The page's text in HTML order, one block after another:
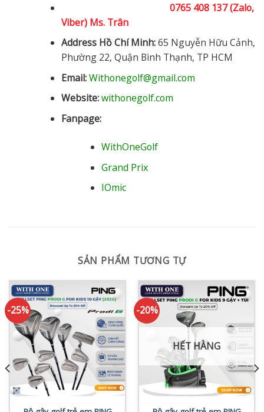
0765 408 137 (Zalo,
Viber) Ms. Trân
Address Hồ Chí Minh:65 Nguyễn Hữu Cảnh,
Phường 22, Quận Bình Thạnh, TP HCM
Email:Withonegolf@gmail.com
Website:withonegolf.com
Fanpage:
WithOneGolf
Grand Prix
IOmic
SẢN PHẨM TƯƠNG TỰ
-25% -20%
HẾT HÀNG